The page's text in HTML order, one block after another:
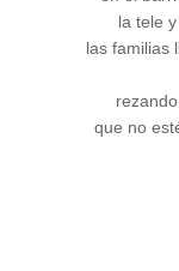
la tele
las familias
que no